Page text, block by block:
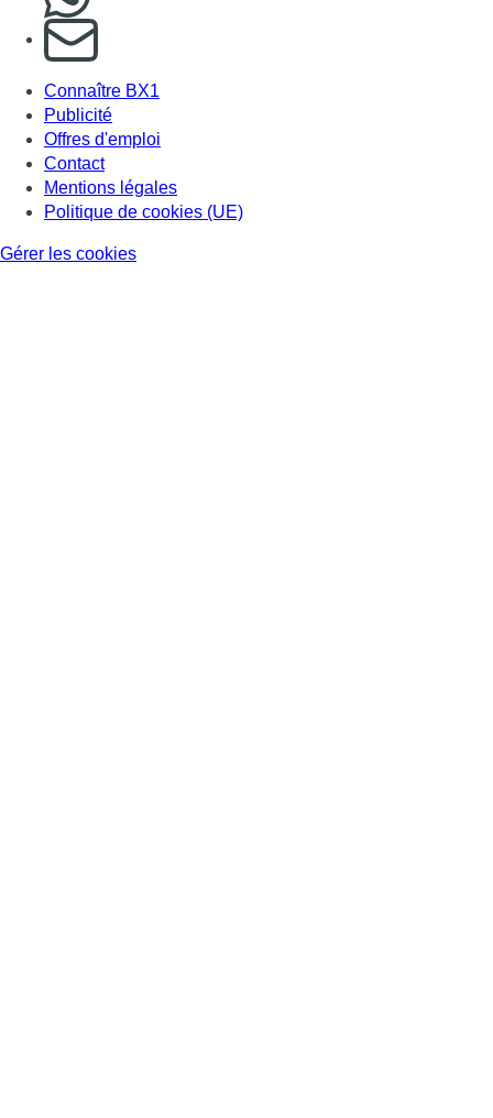
S'abonner à notre newsletter
Connaître BX1
Publicité
Offres d'emploi
Contact
Mentions légales
Politique de cookies (UE)
Gérer les cookies